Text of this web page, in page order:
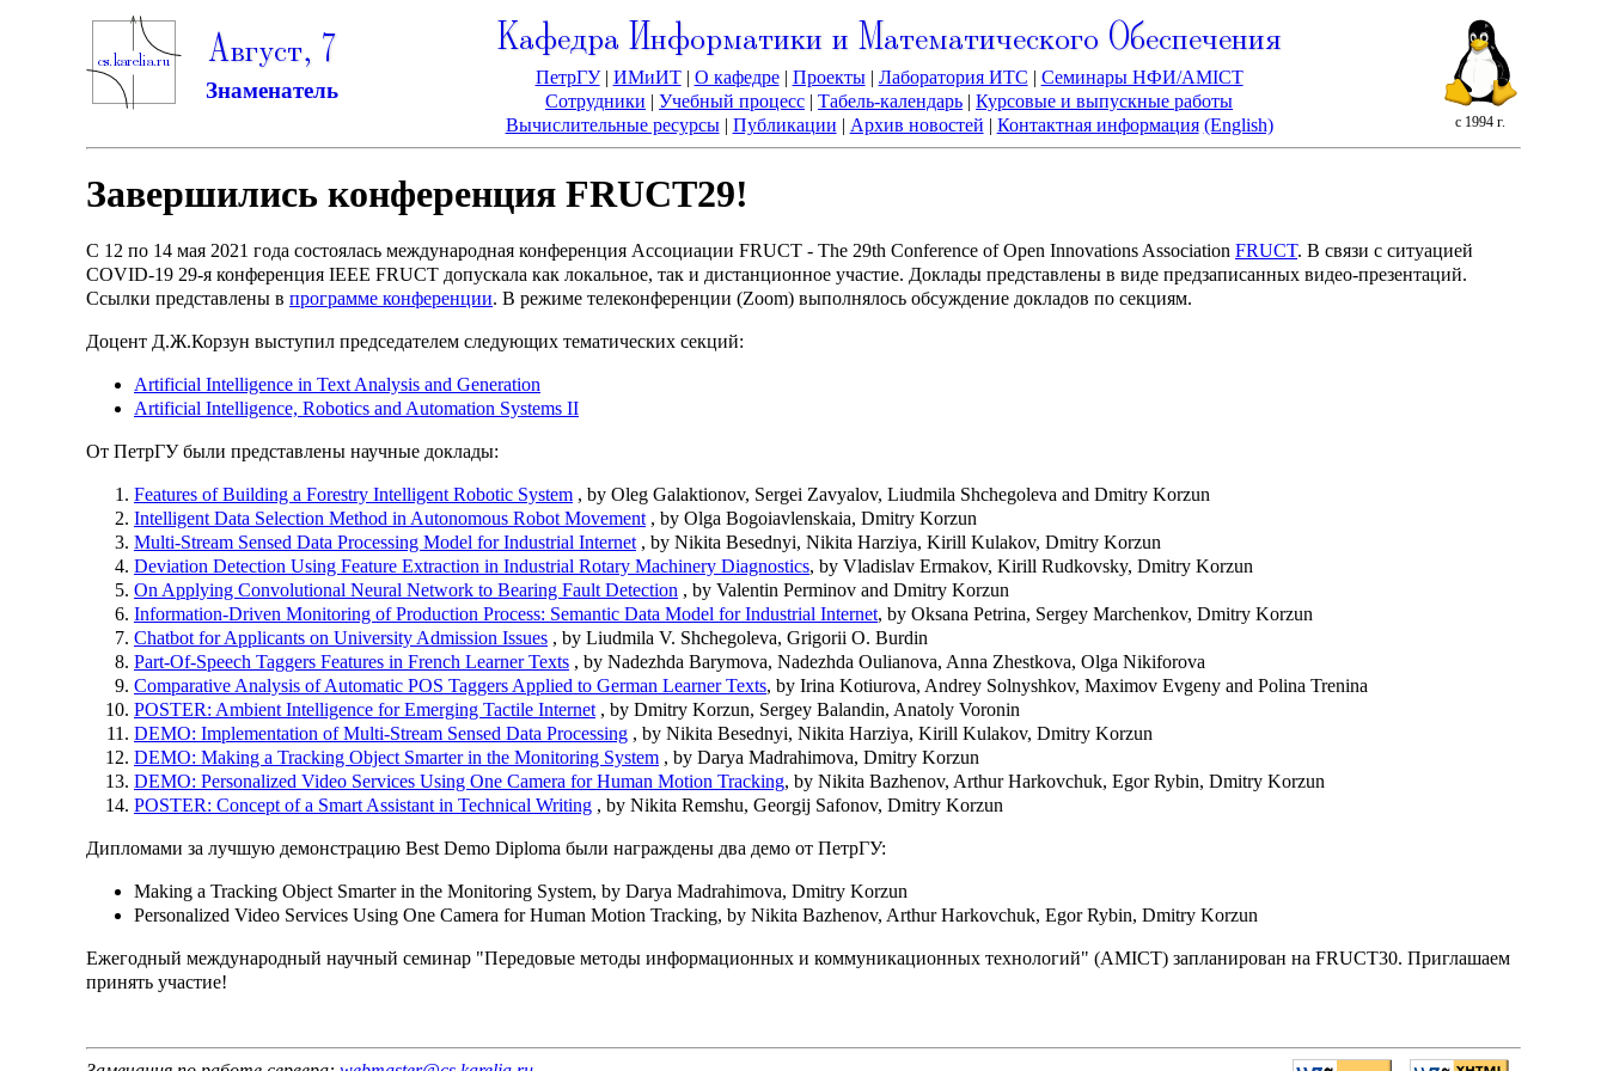
Август, 7
Знаменатель
с 1994 г.
Кафедра Информатики и Математического Обеспечения
ПетрГУ| ИМиИТ| О кафедре| Проекты| Лаборатория ИТС | Семинары НФИ/AMICT
Сотрудники |Учебный процесс |Табель-календарь |Курсовые и выпускные работы
Вычислительные ресурсы| Публикации | Архив новостей | Контактная информация (English)
Завершились конференция FRUCT29!
C 12 по 14 мая 2021 года состоялась международная конференция Ассоциации FRUCT - The 29th Conference of Open Innovations Association FRUCT. В связи с ситуацией
COVID-19 29-я конференция IEEE FRUCT допускала как локальное, так и дистанционное участие. Доклады представлены в виде предзаписанных видео-презентаций.
Cсылки представлены в программе конференции. В режиме телеконференции (Zoom) выполнялось обсуждение докладов по секциям.
Доцент Д.Ж.Корзун выступил председателем следующих тематических секций:
Artificial Intelligence in Text Analysis and Generation
Artificial Intelligence, Robotics and Automation Systems II
От ПетрГУ были представлены научные доклады:
Features of Building a Forestry Intelligent Robotic System , by Oleg Galaktionov, Sergei Zavyalov, Liudmila Shchegoleva and Dmitry Korzun
Intelligent Data Selection Method in Autonomous Robot Movement , by Olga Bogoiavlenskaia, Dmitry Korzun
Multi-Stream Sensed Data Processing Model for Industrial Internet , by Nikita Besednyi, Nikita Harziya, Kirill Kulakov, Dmitry Korzun
Deviation Detection Using Feature Extraction in Industrial Rotary Machinery Diagnostics, by Vladislav Ermakov, Kirill Rudkovsky, Dmitry Korzun
On Applying Convolutional Neural Network to Bearing Fault Detection , by Valentin Perminov and Dmitry Korzun
Information-Driven Monitoring of Production Process: Semantic Data Model for Industrial Internet, by Oksana Petrina, Sergey Marchenkov, Dmitry Korzun
Chatbot for Applicants on University Admission Issues , by Liudmila V. Shchegoleva, Grigorii O. Burdin
Part-Of-Speech Taggers Features in French Learner Texts , by Nadezhda Barymova, Nadezhda Oulianova, Anna Zhestkova, Olga Nikiforova
Comparative Analysis of Automatic POS Taggers Applied to German Learner Texts, by Irina Kotiurova, Andrey Solnyshkov, Maximov Evgeny and Polina Trenina
POSTER: Ambient Intelligence for Emerging Tactile Internet , by Dmitry Korzun, Sergey Balandin, Anatoly Voronin
DEMO: Implementation of Multi-Stream Sensed Data Processing , by Nikita Besednyi, Nikita Harziya, Kirill Kulakov, Dmitry Korzun
DEMO: Making a Tracking Object Smarter in the Monitoring System , by Darya Madrahimova, Dmitry Korzun
DEMO: Personalized Video Services Using One Camera for Human Motion Tracking, by Nikita Bazhenov, Arthur Harkovchuk, Egor Rybin, Dmitry Korzun
POSTER: Concept of a Smart Assistant in Technical Writing , by Nikita Remshu, Georgij Safonov, Dmitry Korzun
Дипломами за лучшую демонстрацию Best Demo Diploma были награждены два демо от ПетрГУ:
Making a Tracking Object Smarter in the Monitoring System, by Darya Madrahimova, Dmitry Korzun
Personalized Video Services Using One Camera for Human Motion Tracking, by Nikita Bazhenov, Arthur Harkovchuk, Egor Rybin, Dmitry Korzun
Ежегодный международный научный семинар "Передовые методы информационных и коммуникационных технологий" (AMICT) запланирован на FRUCT30. Приглашаем
принять участие!